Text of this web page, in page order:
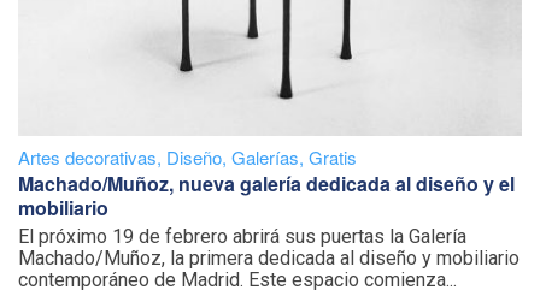
Artes decorativas, Diseño, Galerías, Gratis
Machado/Muñoz, nueva galería dedicada al diseño y el
mobiliario
El próximo 19 de febrero abrirá sus puertas la Galería
Machado/Muñoz, la primera dedicada al diseño y mobiliario
contemporáneo de Madrid. Este espacio comienza...